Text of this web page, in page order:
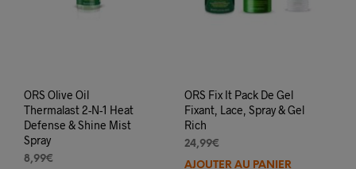
ORS Olive Oil
Thermalast 2-N-1 Heat
Defense & Shine Mist
Spray
8,99€
ORS Fix It Pack De Gel
Fixant, Lace, Spray & Gel
Rich
24,99€
AJOUTER AU PANIER